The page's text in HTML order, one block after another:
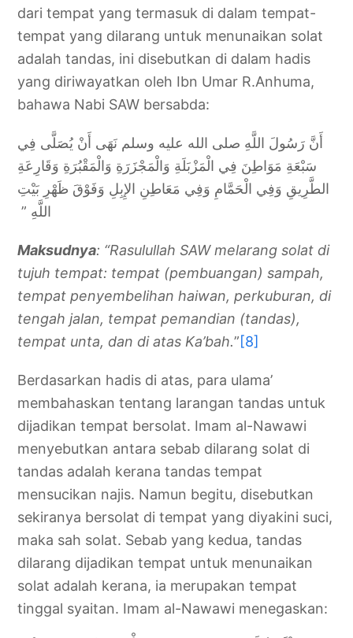
dari tempat yang termasuk di dalam tempat-
tempat yang dilarang untuk menunaikan solat
adalah tandas, ini disebutkan di dalam hadis
yang diriwayatkan oleh Ibn Umar R.Anhuma,
bahawa Nabi SAW bersabda:
أَنَّ رَسُولَ اللَّهِ صلى الله عليه وسلم نَهَى أَنْ يُصَلَّى فِي
سَبْعَةِ مَوَاطِنَ فِي الْمَزْبَلَةِ وَالْمَجْزَرَةِ وَالْمَقْبُرَةِ وَقَارِعَةِ
الطَّرِيقِ وَفِي الْحَمَّامِ وَفِي مَعَاطِنِ الإِبِلِ وَفَوْقَ ظَهْرِ بَيْتِ
اللَّهِ ‏”‏ ‏
Maksudnya: “Rasulullah SAW melarang solat di
tujuh tempat: tempat (pembuangan) sampah,
tempat penyembelihan haiwan, perkuburan, di
tengah jalan, tempat pemandian (tandas),
tempat unta, dan di atas Ka’bah.”[8]
Berdasarkan hadis di atas, para ulama’
membahaskan tentang larangan tandas untuk
dijadikan tempat bersolat. Imam al-Nawawi
menyebutkan antara sebab dilarang solat di
tandas adalah kerana tandas tempat
mensucikan najis. Namun begitu, disebutkan
sekiranya bersolat di tempat yang diyakini suci,
maka sah solat. Sebab yang kedua, tandas
dilarang dijadikan tempat untuk menunaikan
solat adalah kerana, ia merupakan tempat
tinggal syaitan. Imam al-Nawawi menegaskan: